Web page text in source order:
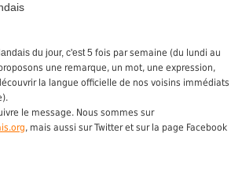
du jour, c'est 5 fois par semaine (du lundi au
une remarque, un mot, une expression,
la langue officielle de nos voisins immédiats
le message. Nous sommes sur
, mais aussi sur Twitter et sur la page Facebook